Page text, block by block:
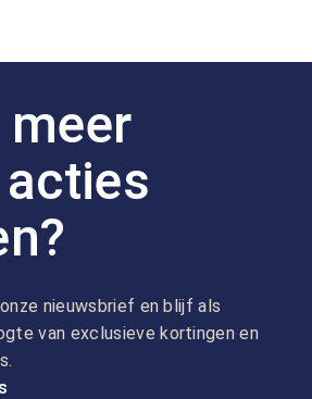
nieuwsbrief en blijf als
van exclusieve kortingen en